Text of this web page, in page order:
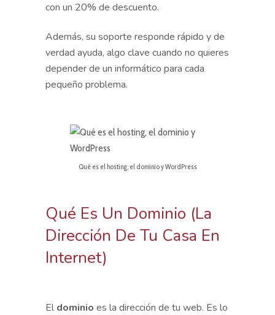
con un 20% de descuento.
Además, su soporte responde rápido y de
verdad ayuda, algo clave cuando no quieres
depender de un informático para cada
pequeño problema.
Qué es el hosting, el dominio y WordPress
Qué Es Un Dominio (la
Dirección De Tu Casa En
Internet)
El dominio es la dirección de tu web. Es lo